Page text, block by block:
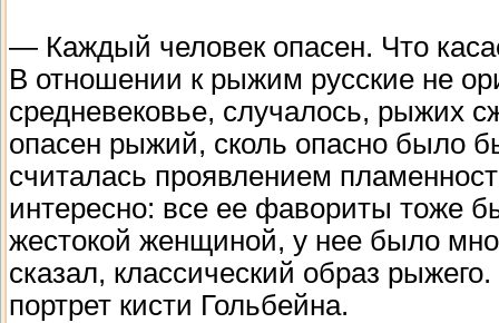
— Каждый человек опасен. Что
В отношении к рыжим русские не
средневековье, случалось, рыжих
опасен рыжий, сколь опасно было
считалась проявлением
интересно: все ее фавориты тоже
жестокой женщиной, у нее было
сказал, классический образ
портрет кисти Гольбейна.